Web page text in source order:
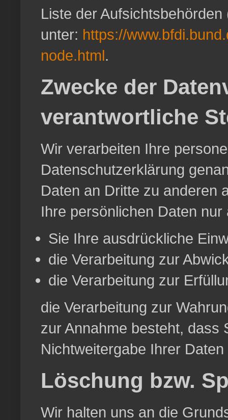
Liste der
unter: https://
node.html.
Zwecke der
verantwortliche
Wir verarbeiten Ihre
Datenschutzerklärung
Daten an Dritte zu anderen
Ihre persönlichen Daten
Sie Ihre ausdrückliche
die Verarbeitung zur
die Verarbeitung zur
die Verarbeitung zur
zur Annahme besteht, dass
Nichtweitergabe Ihrer
Löschung bzw.
Wir halten uns an die